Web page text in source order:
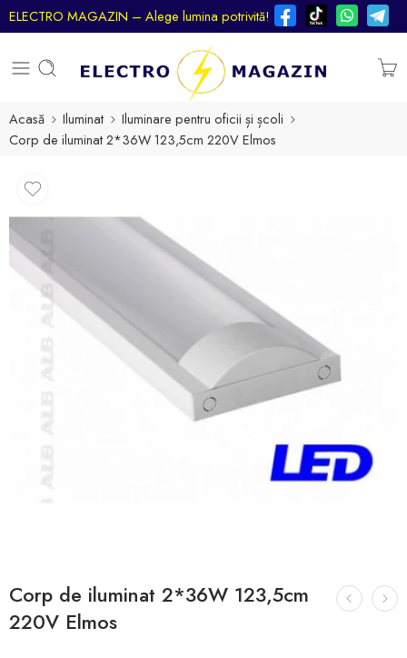
ELECTRO MAGAZIN – Alege lumina potrivită!
Acasă Iluminat
Iluminare pentru oficii și școli
Corp de iluminat 2*36W 123,5cm 220V Elmos
Corp de iluminat 2*36W 123,5cm
220V Elmos